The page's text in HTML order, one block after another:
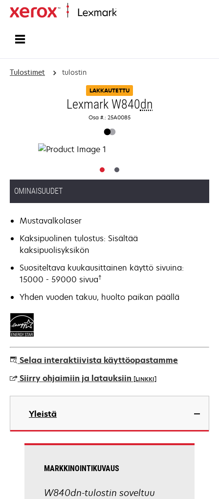
Tulostimet tulostin
LAKKAUTETTU
Lexmark W840dn
Osa #.: 25A0085
OMINAISUUDET
Mustavalkolaser
Kaksipuolinen tulostus: Sisältää
kaksipuolisyksikön
Suositeltava kuukausittainen käyttö sivuina:
15000 - 59000 sivua†
Yhden vuoden takuu, huolto paikan päällä
Selaa interaktiivista käyttöopastamme
Siirry ohjaimiin ja latauksiin [LINKKI]
opens
new
Yleistä
MARKKINOINTIKUVAUS
W840dn-tulostin soveltuu